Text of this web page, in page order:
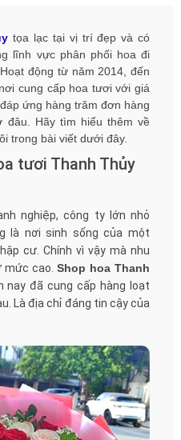
tọa lạc tại vị trí đẹp và có
lĩnh vực phân phối hoa đi
động từ năm 2014, đến
cung cấp hoa tươi với giá
ứng hàng trăm đơn hàng
đâu. Hãy tìm hiểu thêm về
trong bài viết dưới đây.
tươi Thanh Thủy
nghiệp, công ty lớn nhỏ
là nơi sinh sống của một
cư. Chính vì vậy mà nhu
cao. Shop hoa Thanh
nay đã cung cấp hàng loạt
Là địa chỉ đáng tin cậy của